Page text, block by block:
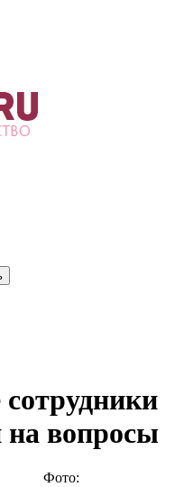
вопросы
Фото: